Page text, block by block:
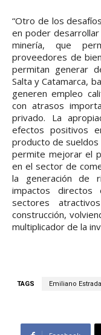
“Otro de los
en poder desarrollar
minería, que
proveedores de
permitan generar
Salta y Catamarca,
generen empleo
con atrasos
privado. La
efectos positivos
producto de
permite mejorar el
en el sector de
la generación de
impactos directos
sectores
construcción,
multiplicador de la
TAGS Emiliano Estrada